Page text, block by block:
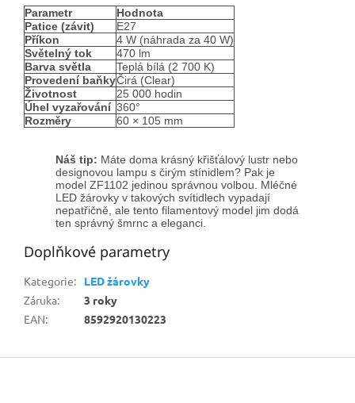
Parametr
Hodnota
Patice (závit)
E27
Příkon
4 W (náhrada za 40 W)
Světelný tok
470 lm
Barva světla
Teplá bílá (2 700 K)
Provedení baňkyČirá (Clear)
Životnost
25 000 hodin
Úhel vyzařování 360°
Rozměry
60 × 105 mm
Náš tip: Máte doma krásný křišťálový lustr nebo
designovou lampu s čirým stínidlem? Pak je
model ZF1102 jedinou správnou volbou. Mléčné
LED žárovky v takových svítidlech vypadají
nepatřičně, ale tento filamentový model jim dodá
ten správný šmrnc a eleganci.
Doplňkové parametry
Kategorie:
LED žárovky
Záruka:
3 roky
EAN: 8592920130223
Z